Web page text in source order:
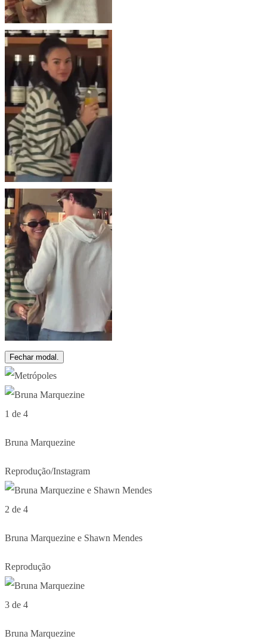
Fechar modal.
1 de 4
Bruna Marquezine
Reprodução/Instagram
2 de 4
Bruna Marquezine e Shawn Mendes
Reprodução
3 de 4
Bruna Marquezine